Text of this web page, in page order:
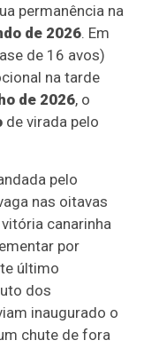
permanência na
de 2026. Em
de 16 avos)
na tarde
de 2026, o
de virada pelo
pelo
nas oitavas
canarinha
por
último
dos
inaugurado o
chute de fora